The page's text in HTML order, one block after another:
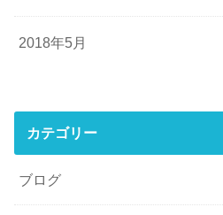
2018年5月
カテゴリー
ブログ